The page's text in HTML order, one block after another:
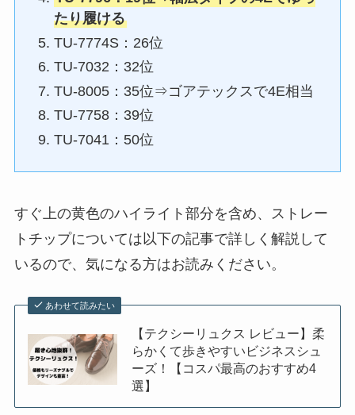
たり履ける
TU-7774S：26位
TU-7032：32位
TU-8005：35位⇒ゴアテックスで4E相当
TU-7758：39位
TU-7041：50位
すぐ上の黄色のハイライト部分を含め、ストレー
トチップについては以下の記事で詳しく解説して
いるので、気になる方はお読みください。
あわせて読みたい
【テクシーリュクス レビュー】柔
らかくて歩きやすいビジネスシュ
ーズ！【コスパ最高のおすすめ4
選】